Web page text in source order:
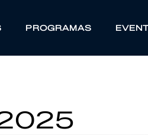
PROGRAMAS